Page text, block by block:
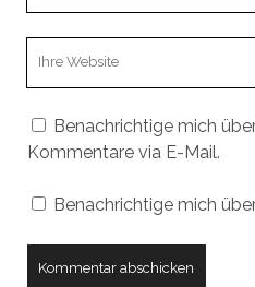
Benachrichtige mich
Kommentare via E-Mail.
Benachrichtige mich